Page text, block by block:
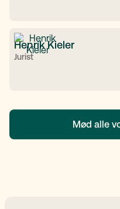
Henrik Kieler
Jurist
Mød alle